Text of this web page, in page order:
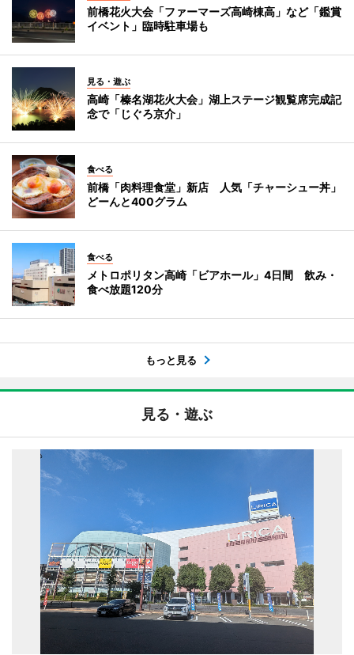
前橋花火大会「ファーマーズ高崎棟高」など「鑑賞
イベント」臨時駐車場も
見る・遊ぶ
高崎「榛名湖花火大会」湖上ステージ観覧席完成記
念で「じぐろ京介」
食べる
前橋「肉料理食堂」新店 人気「チャーシュー丼」
どーんと400グラム
食べる
メトロポリタン高崎「ビアホール」4日間 飲み・
食べ放題120分
もっと見る
見る・遊ぶ